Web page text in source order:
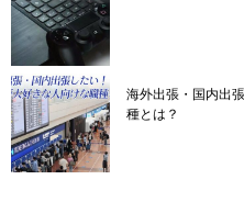
海外出張・国内出
種とは？